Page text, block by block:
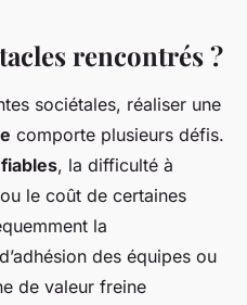
rencontrés ?
sociétales, réaliser une
comporte plusieurs défis.
, la difficulté à
le coût de certaines
la
des équipes ou
de valeur freine